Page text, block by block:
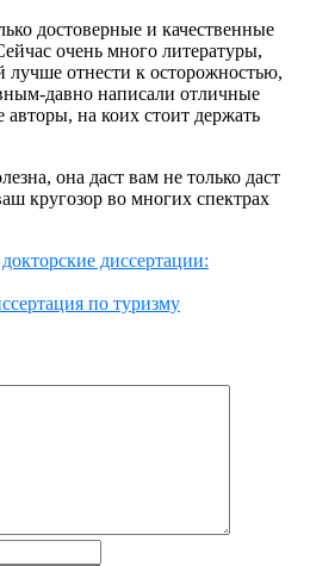
достоверные и качественные
очень много литературы,
лучше отнести к осторожностью,
давно написали отличные
на коих стоит держать
она даст вам не только даст
кругозор во многих спектрах
диссертации:
по туризму